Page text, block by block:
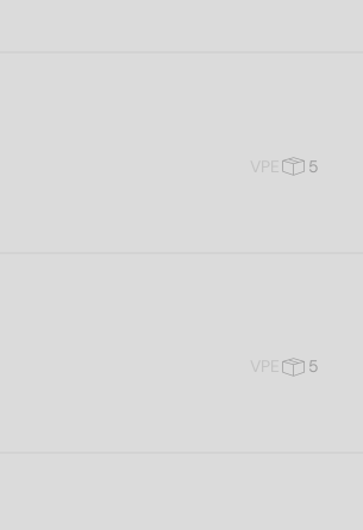
VPE
5
VPE
5